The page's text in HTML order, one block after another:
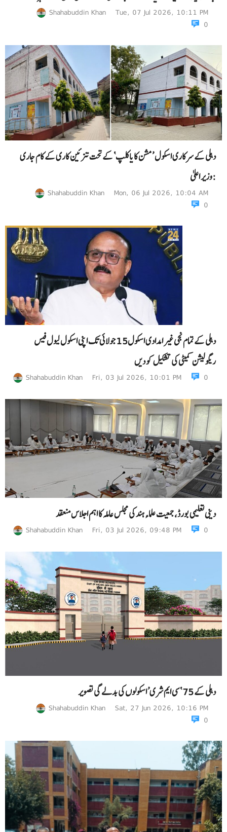
Shahabuddin Khan
Tue, 07 Jul 2026, 10:11 PM
0
دہلی کے سرکاری اسکول ’مشن کایاکلپ‘ کے تحت تزئین کاری کے کام جاری
:وزیر اعلیٰ
Shahabuddin Khan
Mon, 06 Jul 2026, 10:04 AM
0
دہلی کے تمام نجی غیر امدادی اسکول15 جولائی تک اپنی اسکول لیول فیس
ریگولیشن کمیٹی کی تشکیل کو دیں
Shahabuddin Khan Fri, 03 Jul 2026, 10:01 PM 0
دینی تعلیمی بورڈ، جمعیت علماءہند کی مجلس عاملہ کا اہم اجلاس منعقد
Shahabuddin Khan Fri, 03 Jul 2026, 09:48 PM 0
دہلی کے 75 ‘سی ایم شری’ اسکولوں کی بدلے گی تصویر
Shahabuddin Khan
Sat, 27 Jun 2026, 10:16 PM
0